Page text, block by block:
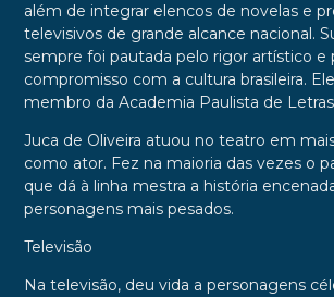
além de integrar elencos de novelas e
televisivos de grande alcance nacional.
sempre foi pautada pelo rigor artístico e
compromisso com a cultura brasileira.
membro da Academia Paulista de
Juca de Oliveira atuou no teatro em
como ator. Fez na maioria das vezes o
que dá à linha mestra a história
personagens mais pesados.
Televisão
Na televisão, deu vida a personagens